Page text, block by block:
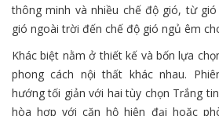
thông minh và nhiều chế độ gió, từ
gió ngoài trời đến chế độ gió ngủ êm
Khác biệt nằm ở thiết kế và bốn lựa
phong cách nội thất khác nhau.
hướng tối giản với hai tùy chọn Trắng
hòa hợp với căn hộ hiện đại hoặc